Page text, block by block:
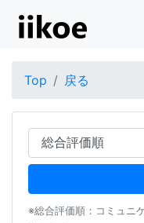
Top 戻る
※総合評価順：コミュニ